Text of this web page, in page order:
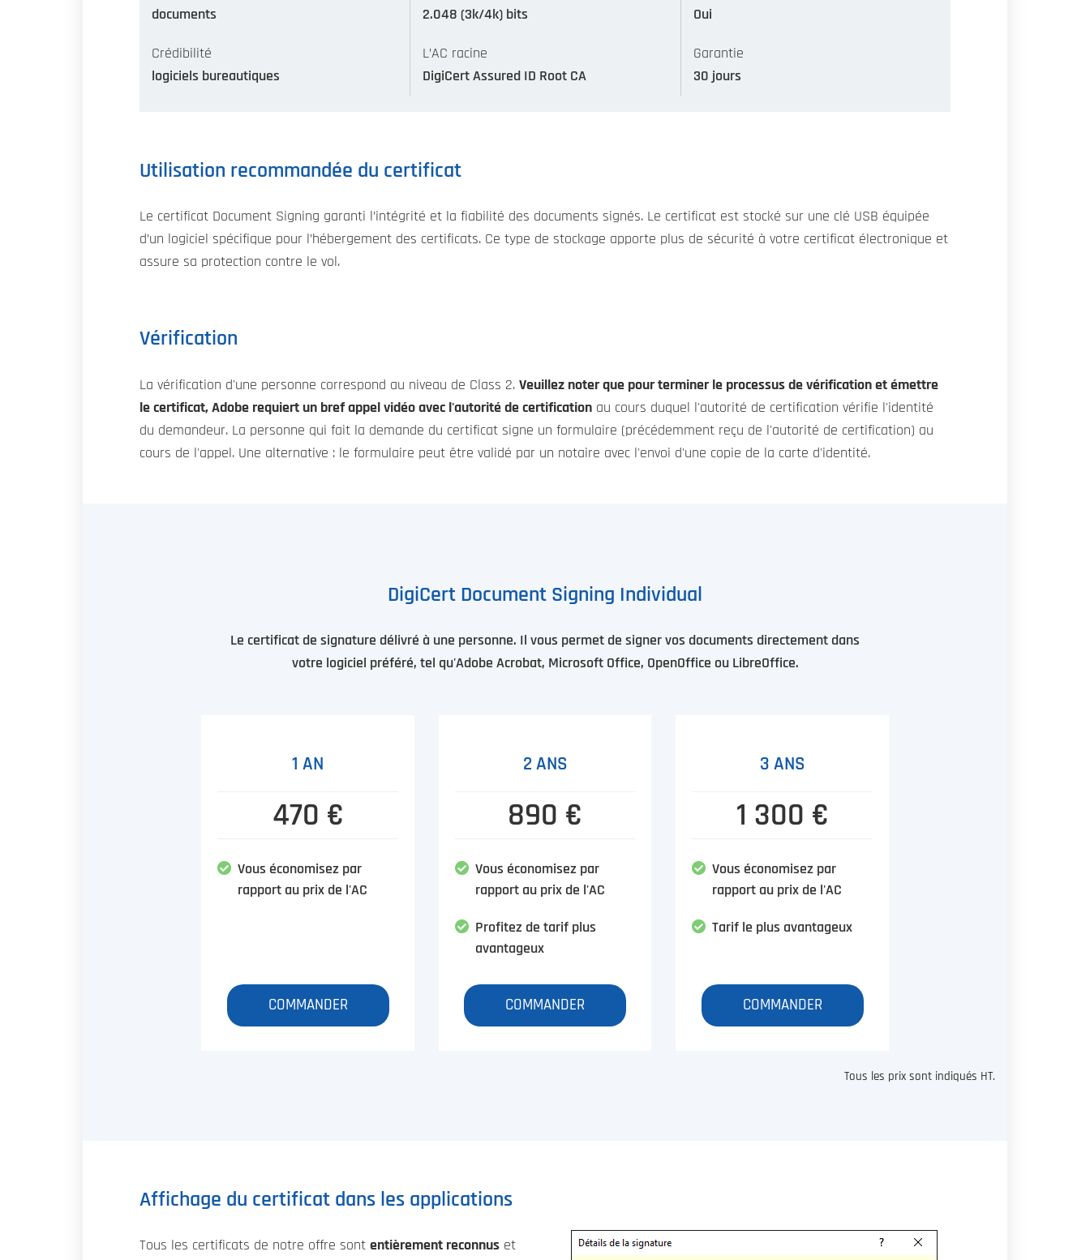
documents
Crédibilité
logiciels bureautiques
2.048 (3k/4k) bits
L’AC racine
DigiCert Assured ID Root CA
Oui
Garantie
30 jours
Utilisation recommandée du certificat
Le certificat Document Signing garanti l’intégrité et la fiabilité des documents signés. Le certificat est stocké sur une clé USB équipée
d’un logiciel spécifique pour l’hébergement des certificats. Ce type de stockage apporte plus de sécurité à votre certificat électronique et
assure sa protection contre le vol.
Vérification
La vérification d'une personne correspond au niveau de Class 2. Veuillez noter que pour terminer le processus de vérification et émettre
le certificat, Adobe requiert un bref appel vidéo avec l'autorité de certification au cours duquel l'autorité de certification vérifie l'identité
du demandeur. La personne qui fait la demande du certificat signe un formulaire (précédemment reçu de l'autorité de certification) au
cours de l'appel. Une alternative : le formulaire peut être validé par un notaire avec l'envoi d'une copie de la carte d'identité.
DigiCert Document Signing Individual
Le certificat de signature délivré à une personne. Il vous permet de signer vos documents directement dans
votre logiciel préféré, tel qu'Adobe Acrobat, Microsoft Office, OpenOffice ou LibreOffice.
1 AN
470 €
Vous économisez par
rapport au prix de l'AC
COMMANDER
2 ANS
890 €
Vous économisez par
rapport au prix de l'AC
Profitez de tarif plus
avantageux
COMMANDER
3 ANS
1 300 €
Vous économisez par
rapport au prix de l'AC
Tarif le plus avantageux
COMMANDER
Tous les prix sont indiqués HT.
Affichage du certificat dans les applications
Tous les certificats de notre offre sont entièrement reconnus et